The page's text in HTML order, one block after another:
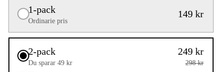
1-pack
Ordinarie pris
149 kr
2-pack
Du sparar 49 kr
249 kr
298 kr